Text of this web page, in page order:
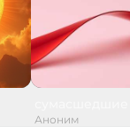
Аноним